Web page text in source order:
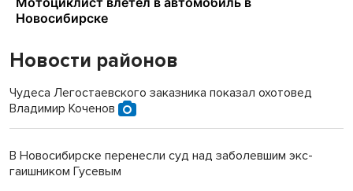
Новости районов
Чудеса Легостаевского заказника показал охотовед
Владимир Коченов
В Новосибирске перенесли суд над заболевшим экс-
гаишником Гусевым